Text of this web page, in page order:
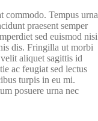
commodo. Tempus urna
praesent semper
sed euismod nisi
dis. Fringilla ut morbi
aliquet sagittis id
ac feugiat sed lectus
turpis in eu mi.
posuere urna nec